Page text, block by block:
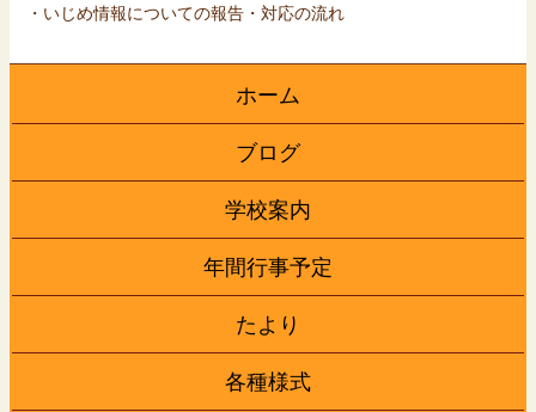
・ いじめ情報についての報告・対応の流れ
ホーム
ブログ
学校案内
年間行事予定
たより
各種様式